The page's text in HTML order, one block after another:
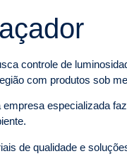
controle de
com produtos sob
especializada
de qualidade e